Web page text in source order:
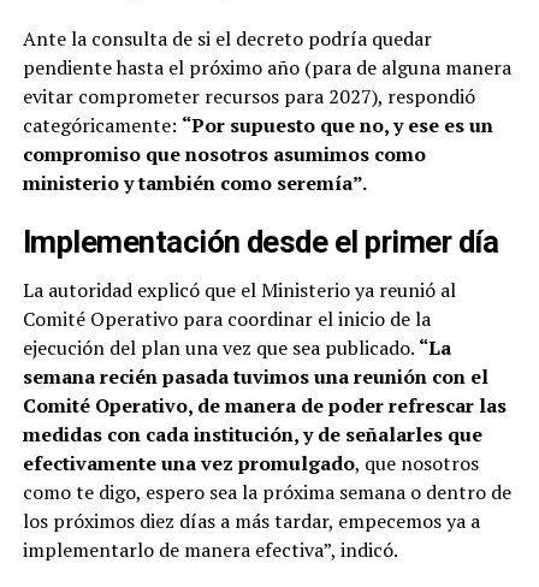
Ante la consulta de si el decreto podría quedar
pendiente hasta el próximo año (para de alguna manera
evitar comprometer recursos para 2027), respondió
categóricamente: “Por supuesto que no, y ese es un
compromiso que nosotros asumimos como
ministerio y también como seremía”.
Implementación desde el primer día
La autoridad explicó que el Ministerio ya reunió al
Comité Operativo para coordinar el inicio de la
ejecución del plan una vez que sea publicado. “La
semana recién pasada tuvimos una reunión con el
Comité Operativo, de manera de poder refrescar las
medidas con cada institución, y de señalarles que
efectivamente una vez promulgado, que nosotros
como te digo, espero sea la próxima semana o dentro de
los próximos diez días a más tardar, empecemos ya a
implementarlo de manera efectiva”, indicó.